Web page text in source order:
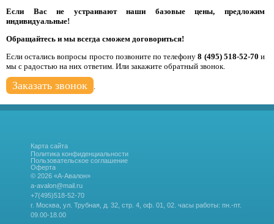
Если Вас не устраивают наши базовые цены, предложим
индивидуальные!
Обращайтесь и мы всегда сможем договориться!
Если остались вопросы просто позвоните по телефону8 (495) 518-52-70 и
мы с радостью на них ответим. Или закажите обратный звонок.
Заказать звонок
Карта сайта
Политика конфиденциальности
Пользовательское соглашение
Оферта
© 2026 «А-Авалон»
a-avalon@mail.ru
+7(495)518-52-70
г. Москва, ул. Трубная, д. 32, стр. 4, оф. 01, 02. часы работы: пн.-пт.
09.00-18.00